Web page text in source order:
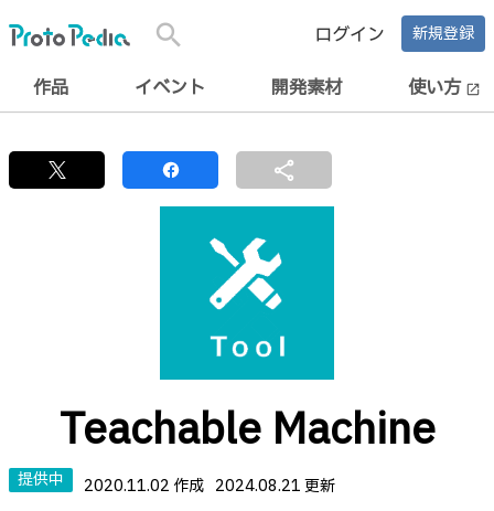
search ログイン 新規登録
作品 イベント 開発素材 使い方 open_in_new
share
Teachable Machine
提供中 2020.11.02 作成 2024.08.21 更新